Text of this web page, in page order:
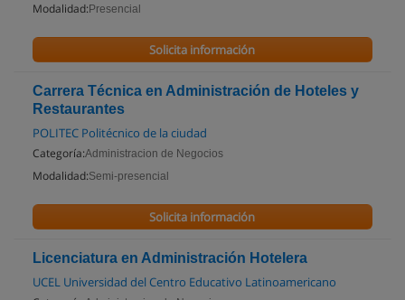
Modalidad: Presencial
Solicita información
Carrera Técnica en Administración de Hoteles y
Restaurantes
POLITEC Politécnico de la ciudad
Categoría:Administracion de Negocios
Modalidad:Semi-presencial
Solicita información
Licenciatura en Administración Hotelera
UCEL Universidad del Centro Educativo Latinoamericano